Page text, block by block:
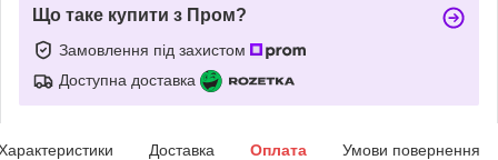
Що таке купити з Пром?
Замовлення під захистом
Доступна доставка
Доставка Оплата Умови повернення